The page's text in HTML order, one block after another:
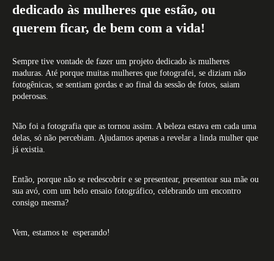
dedicado às mulheres que estão, ou
querem ficar, de bem com a vida!
Sempre tive vontade de fazer um projeto dedicado às mulheres
maduras. Até porque muitas mulheres que fotografei, se diziam não
fotogênicas, se sentiam gordas e ao final da sessão de fotos, saiam
poderosas.
Não foi a fotografia que as tornou assim. A beleza estava em cada uma
delas, só não percebiam. Ajudamos apenas a revelar a linda mulher que
já existia.
Então, porque não se redescobrir e se presentear, presentear sua mãe ou
sua avó, com um belo ensaio fotográfico, celebrando um encontro
consigo mesma?
Vem, estamos te esperando!